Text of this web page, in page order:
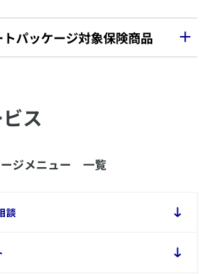
パッケージ対象保険商品
払いもどし金型）
無解約払戻金型）
型終身医療保険（09）
険
払いもどし金型）
険
期保険特約
ス
ージメニュー 一覧
談